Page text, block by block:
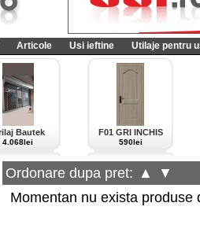
Articole Usi ieftine Utilaje pentru
Bautek
4.068lei
F01 GRI INCHIS
590lei
Ordonare dupa pret: ▲
▼
Momentan nu exista produse